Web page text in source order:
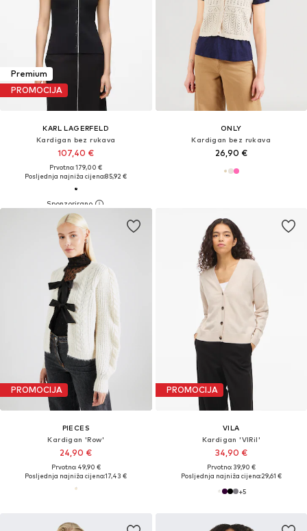
Premium
PROMOCIJA
KARL LAGERFELD
Kardigan bez rukava
107,40 €
Prvotno: 179,00 €
Posljednja najniža cijena:85,92 €
ONLY
Kardigan bez rukava
26,90 €
PROMOCIJA
PIECES
Kardigan 'Row'
24,90 €
Prvotno: 49,90 €
Posljednja najniža cijena:17,43 €
PROMOCIJA
VILA
Kardigan 'VIRil'
34,90 €
Prvotno: 39,90 €
Posljednja najniža cijena:29,61 €
+5